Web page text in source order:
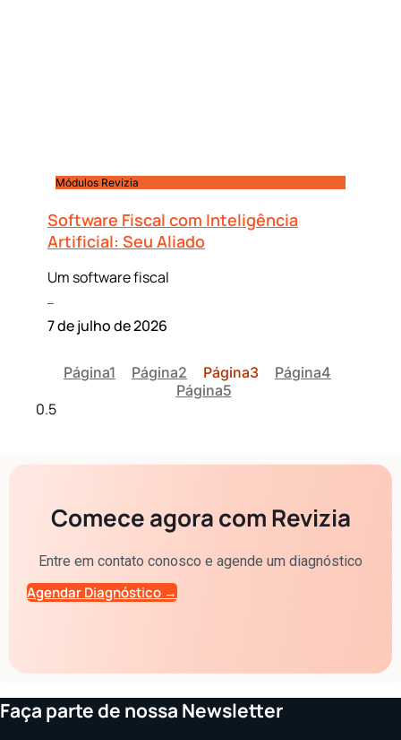
Módulos Revizia
Software Fiscal com Inteligência
Artificial: Seu Aliado
Um software fiscal
7 de julho de 2026
Página1 Página2 Página3 Página4
Página5
Comece agora com Revizia
Entre em contato conosco e agende um diagnóstico
Agendar Diagnóstico →
Faça parte de nossa Newsletter